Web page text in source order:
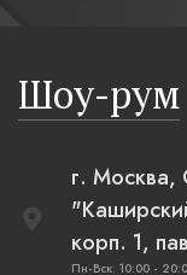
Шоу-рум
г. Москва,
корп. 1,
Пн-Вск: 10:00 -